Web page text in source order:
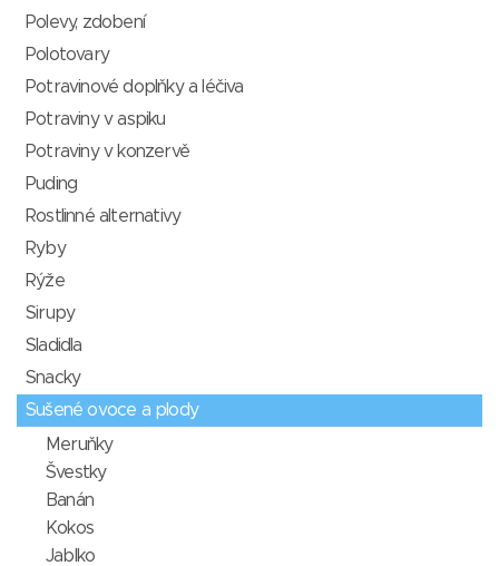
Polevy, zdobení
Polotovary
Potravinové doplňky a léčiva
Potraviny v aspiku
Potraviny v konzervě
Puding
Rostlinné alternativy
Ryby
Rýže
Sirupy
Sladidla
Snacky
Sušené ovoce a plody
Meruňky
Švestky
Banán
Kokos
Jablko